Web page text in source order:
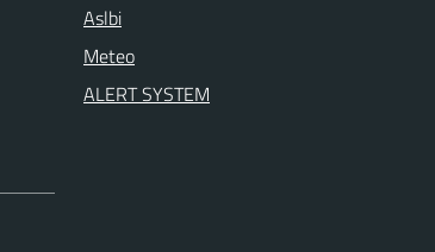
Aslbi
Meteo
ALERT SYSTEM